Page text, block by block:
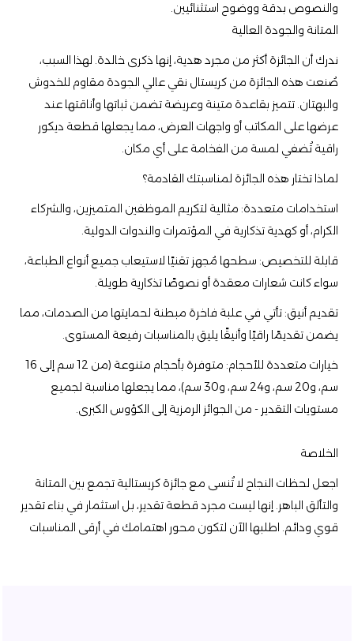
والنصوص بدقة ووضوح استثنائيين.
المتانة والجودة العالية
ندرك أن الجائزة أكثر من مجرد هدية، إنها ذكرى خالدة. لهذا السبب،
صُنعت هذه الجائزة من كريستال نقي عالي الجودة مقاوم للخدوش
والبهتان. تتميز بقاعدة متينة وعريضة تضمن ثباتها وأناقتها عند
عرضها على المكاتب أو واجهات العرض، مما يجعلها قطعة ديكور
راقية تُضفي لمسة من الفخامة على أي مكان.
لماذا تختار هذه الجائزة لمناسبتك القادمة؟
استخدامات متعددة: مثالية لتكريم الموظفين المتميزين، والشركاء
الكرام، أو كهدية تذكارية في المؤتمرات والندوات الدولية.
قابلة للتخصيص: سطحها مُجهز تقنيًا لاستيعاب جميع أنواع الطباعة،
سواء كانت شعارات معقدة أو نصوصًا تذكارية طويلة.
تقديم أنيق: تأتي في علبة فاخرة مبطنة لحمايتها من الصدمات، مما
يضمن تقديمًا راقيًا وأنيقًا يليق بالمناسبات رفيعة المستوى.
خيارات متعددة للأحجام: متوفرة بأحجام متنوعة (من 12 سم إلى 16
سم، و20 سم، و24 سم، و30 سم)، مما يجعلها مناسبة لجميع
مستويات التقدير - من الجوائز الرمزية إلى الكؤوس الكبرى.
الخلاصة
اجعل لحظات النجاح لا تُنسى مع جائزة كريستالية تجمع بين المتانة
والتألق الباهر. إنها ليست مجرد قطعة تقدير، بل استثمار في بناء تقدير
قوي ودائم. اطلبها الآن لتكون محور اهتمامك في أرقى المناسبات